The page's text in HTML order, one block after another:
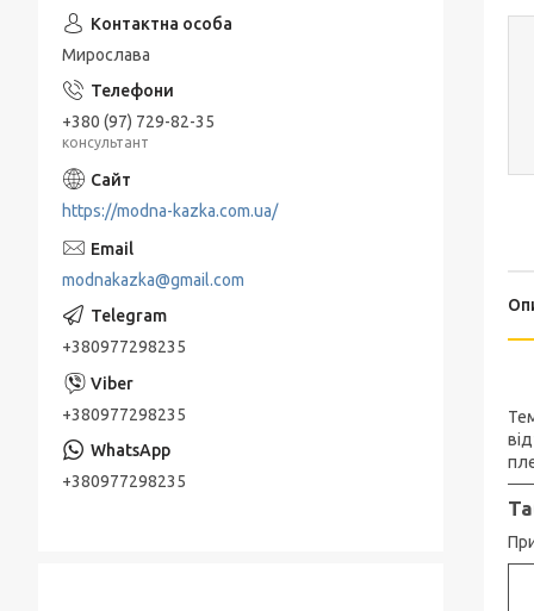
Мирослава
+380 (97) 729-82-35
консультант
https://modna-kazka.com.ua/
modnakazka@gmail.com
+380977298235
+380977298235
+380977298235